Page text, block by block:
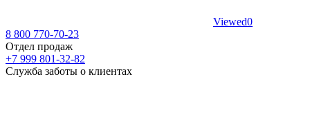
Viewed0
8 800 770-70-23
Отдел продаж
+7 999 801-32-82
Служба заботы о клиентах